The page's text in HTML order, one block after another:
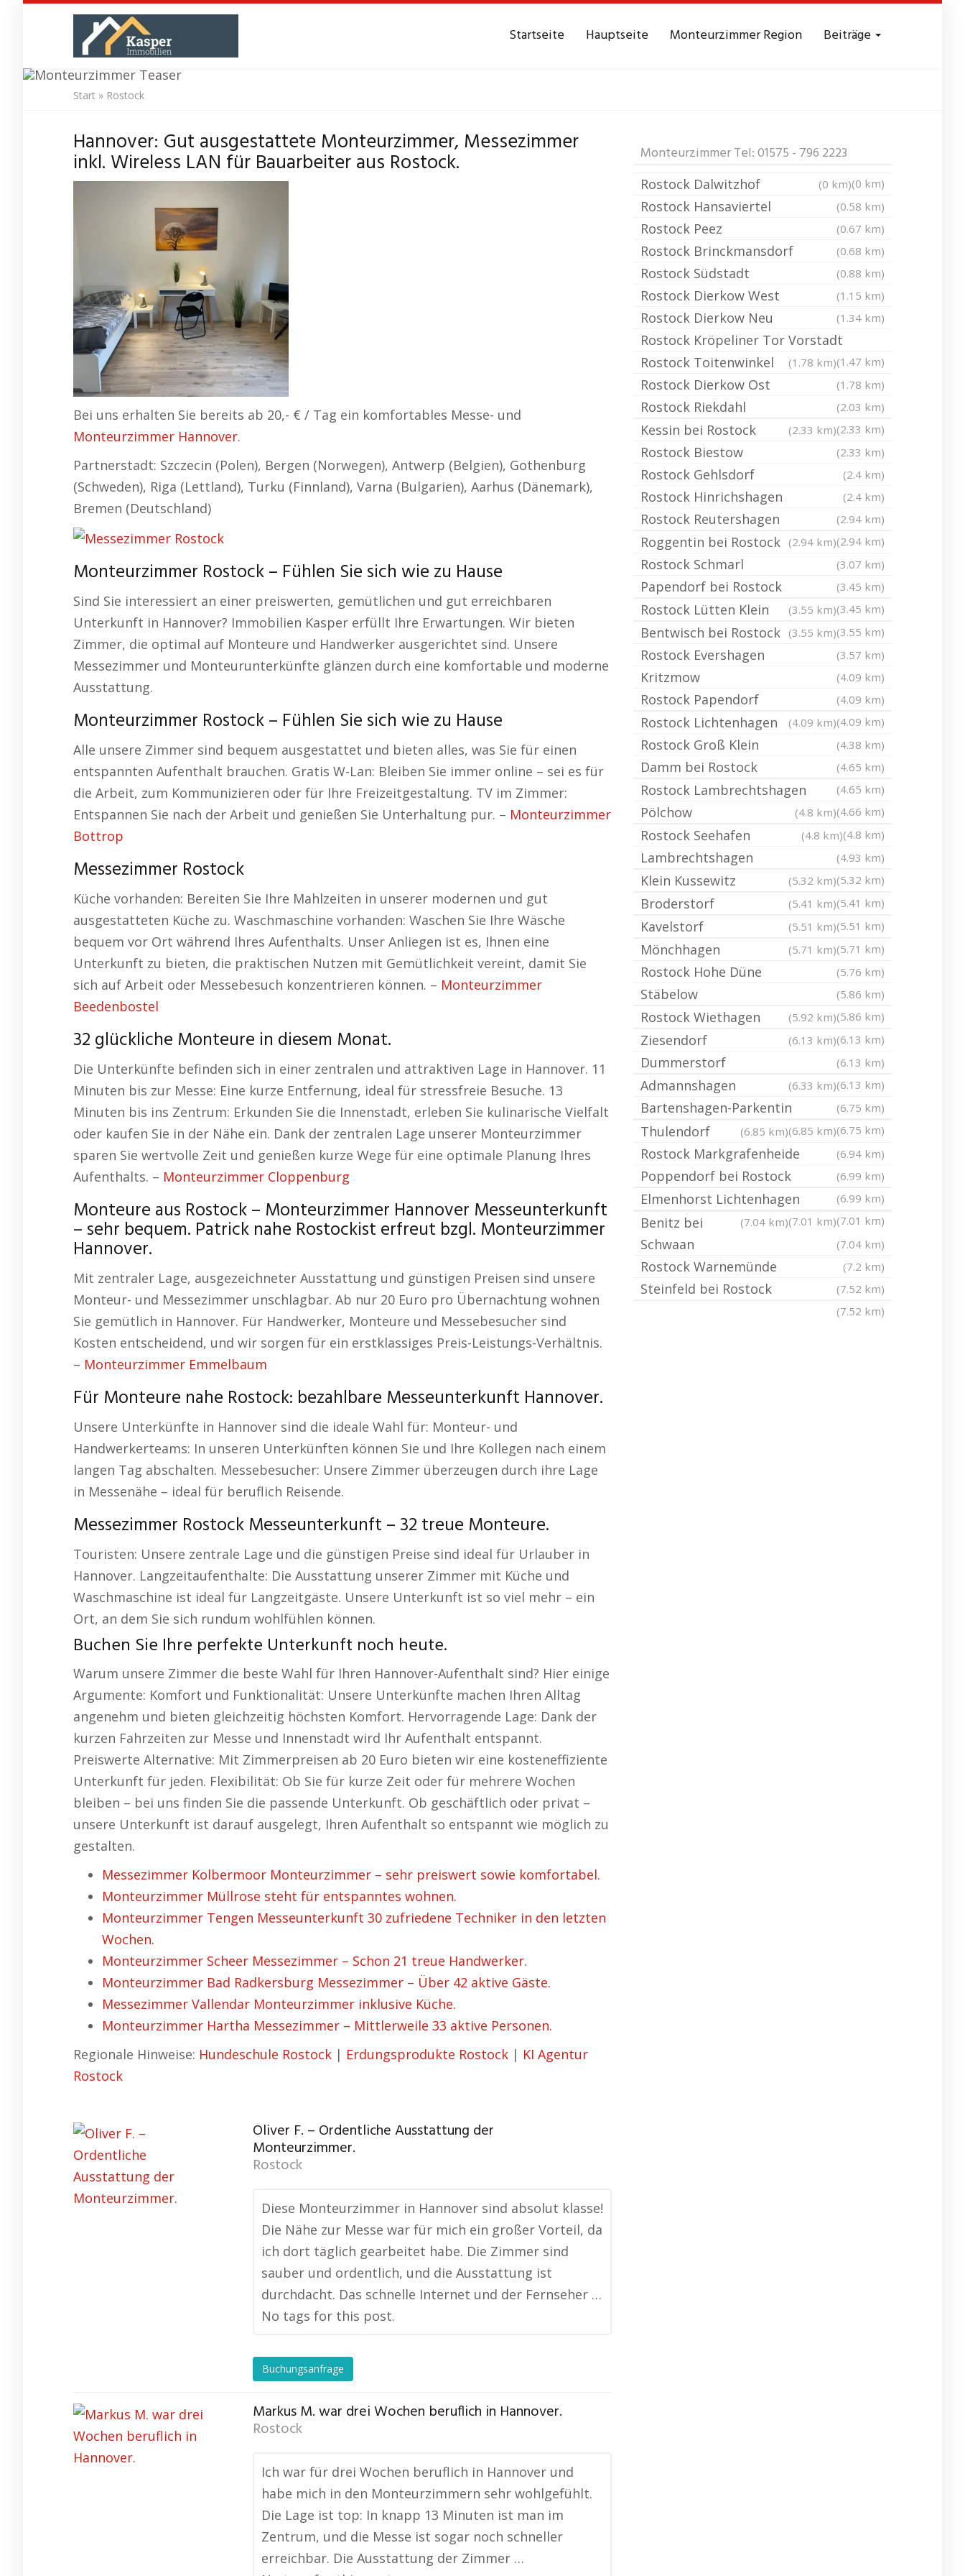
content
Startseite Hauptseite Monteurzimmer Region Beiträge
Monteurzimmer Rostock Messezimmer
Start » Rostock
Hannover: Gut ausgestattete Monteurzimmer, Messezimmer
inkl. Wireless LAN für Bauarbeiter aus Rostock.
Bei uns erhalten Sie bereits ab 20,- € / Tag ein komfortables Messe- und
Monteurzimmer Hannover.
Partnerstadt: Szczecin (Polen), Bergen (Norwegen), Antwerp (Belgien), Gothenburg
(Schweden), Riga (Lettland), Turku (Finnland), Varna (Bulgarien), Aarhus (Dänemark),
Bremen (Deutschland)
Monteurzimmer Rostock – Fühlen Sie sich wie zu Hause
Sind Sie interessiert an einer preiswerten, gemütlichen und gut erreichbaren
Unterkunft in Hannover? Immobilien Kasper erfüllt Ihre Erwartungen. Wir bieten
Zimmer, die optimal auf Monteure und Handwerker ausgerichtet sind. Unsere
Messezimmer und Monteurunterkünfte glänzen durch eine komfortable und moderne
Ausstattung.
Monteurzimmer Rostock – Fühlen Sie sich wie zu Hause
Alle unsere Zimmer sind bequem ausgestattet und bieten alles, was Sie für einen
entspannten Aufenthalt brauchen. Gratis W-Lan: Bleiben Sie immer online – sei es für
die Arbeit, zum Kommunizieren oder für Ihre Freizeitgestaltung. TV im Zimmer:
Entspannen Sie nach der Arbeit und genießen Sie Unterhaltung pur. – Monteurzimmer
Bottrop
Messezimmer Rostock
Küche vorhanden: Bereiten Sie Ihre Mahlzeiten in unserer modernen und gut
ausgestatteten Küche zu. Waschmaschine vorhanden: Waschen Sie Ihre Wäsche
bequem vor Ort während Ihres Aufenthalts. Unser Anliegen ist es, Ihnen eine
Unterkunft zu bieten, die praktischen Nutzen mit Gemütlichkeit vereint, damit Sie
sich auf Arbeit oder Messebesuch konzentrieren können. – Monteurzimmer
Beedenbostel
32 glückliche Monteure in diesem Monat.
Die Unterkünfte befinden sich in einer zentralen und attraktiven Lage in Hannover. 11
Minuten bis zur Messe: Eine kurze Entfernung, ideal für stressfreie Besuche. 13
Minuten bis ins Zentrum: Erkunden Sie die Innenstadt, erleben Sie kulinarische Vielfalt
oder kaufen Sie in der Nähe ein. Dank der zentralen Lage unserer Monteurzimmer
sparen Sie wertvolle Zeit und genießen kurze Wege für eine optimale Planung Ihres
Aufenthalts. – Monteurzimmer Cloppenburg
Monteure aus Rostock – Monteurzimmer Hannover Messeunterkunft
– sehr bequem. Patrick nahe Rostockist erfreut bzgl. Monteurzimmer
Hannover.
Mit zentraler Lage, ausgezeichneter Ausstattung und günstigen Preisen sind unsere
Monteur- und Messezimmer unschlagbar. Ab nur 20 Euro pro Übernachtung wohnen
Sie gemütlich in Hannover. Für Handwerker, Monteure und Messebesucher sind
Kosten entscheidend, und wir sorgen für ein erstklassiges Preis-Leistungs-Verhältnis.
– Monteurzimmer Emmelbaum
Für Monteure nahe Rostock: bezahlbare Messeunterkunft Hannover.
Unsere Unterkünfte in Hannover sind die ideale Wahl für: Monteur- und
Handwerkerteams: In unseren Unterkünften können Sie und Ihre Kollegen nach einem
langen Tag abschalten. Messebesucher: Unsere Zimmer überzeugen durch ihre Lage
in Messenähe – ideal für beruflich Reisende.
Messezimmer Rostock Messeunterkunft – 32 treue Monteure.
Touristen: Unsere zentrale Lage und die günstigen Preise sind ideal für Urlauber in
Hannover. Langzeitaufenthalte: Die Ausstattung unserer Zimmer mit Küche und
Waschmaschine ist ideal für Langzeitgäste. Unsere Unterkunft ist so viel mehr – ein
Ort, an dem Sie sich rundum wohlfühlen können.
Buchen Sie Ihre perfekte Unterkunft noch heute.
Warum unsere Zimmer die beste Wahl für Ihren Hannover-Aufenthalt sind? Hier einige
Argumente: Komfort und Funktionalität: Unsere Unterkünfte machen Ihren Alltag
angenehm und bieten gleichzeitig höchsten Komfort. Hervorragende Lage: Dank der
kurzen Fahrzeiten zur Messe und Innenstadt wird Ihr Aufenthalt entspannt.
Preiswerte Alternative: Mit Zimmerpreisen ab 20 Euro bieten wir eine kosteneffiziente
Unterkunft für jeden. Flexibilität: Ob Sie für kurze Zeit oder für mehrere Wochen
bleiben – bei uns finden Sie die passende Unterkunft. Ob geschäftlich oder privat –
unsere Unterkunft ist darauf ausgelegt, Ihren Aufenthalt so entspannt wie möglich zu
gestalten.
Messezimmer Kolbermoor Monteurzimmer – sehr preiswert sowie komfortabel.
Monteurzimmer Müllrose steht für entspanntes wohnen.
Monteurzimmer Tengen Messeunterkunft 30 zufriedene Techniker in den letzten
Wochen.
Monteurzimmer Scheer Messezimmer – Schon 21 treue Handwerker.
Monteurzimmer Bad Radkersburg Messezimmer – Über 42 aktive Gäste.
Messezimmer Vallendar Monteurzimmer inklusive Küche.
Monteurzimmer Hartha Messezimmer – Mittlerweile 33 aktive Personen.
Regionale Hinweise: Hundeschule Rostock | Erdungsprodukte Rostock | KI Agentur
Rostock
Oliver F. – Ordentliche Ausstattung der
Monteurzimmer.
Rostock
Diese Monteurzimmer in Hannover sind absolut klasse!
Die Nähe zur Messe war für mich ein großer Vorteil, da
ich dort täglich gearbeitet habe. Die Zimmer sind
sauber und ordentlich, und die Ausstattung ist
durchdacht. Das schnelle Internet und der Fernseher …
No tags for this post.
Buchungsanfrage
Markus M. war drei Wochen beruflich in Hannover.
Rostock
Ich war für drei Wochen beruflich in Hannover und
habe mich in den Monteurzimmern sehr wohlgefühlt.
Die Lage ist top: In knapp 13 Minuten ist man im
Zentrum, und die Messe ist sogar noch schneller
erreichbar. Die Ausstattung der Zimmer …
Monteurzimmer Tel: 01575 - 796 2223
(0 km)
Rostock Dalwitzhof (0 km)
Rostock Hansaviertel (0.58 km)
Rostock Peez (0.67 km)
Rostock Brinckmansdorf (0.68 km)
Rostock Südstadt (0.88 km)
Rostock Dierkow West (1.15 km)
Rostock Dierkow Neu (1.34 km)
Rostock Kröpeliner Tor Vorstadt
(1.47 km)
Rostock Toitenwinkel (1.78 km)
Rostock Dierkow Ost (1.78 km)
Rostock Riekdahl
(2.03 km)
(2.33 km)
Kessin bei Rostock (2.33 km)
Rostock Biestow (2.33 km)
Rostock Gehlsdorf (2.4 km)
Rostock Hinrichshagen (2.4 km)
Rostock Reutershagen
(2.94 km)
(2.94 km)
Roggentin bei Rostock (2.94 km)
Rostock Schmarl (3.07 km)
Papendorf bei Rostock
(3.45 km)
(3.45 km)
Rostock Lütten Klein
(3.55 km)
(3.55 km)
Bentwisch bei Rostock (3.55 km)
Rostock Evershagen (3.57 km)
Kritzmow (4.09 km)
Rostock Papendorf
(4.09 km)
(4.09 km)
Rostock Lichtenhagen (4.09 km)
Rostock Groß Klein (4.38 km)
Damm bei Rostock
(4.65 km)
(4.65 km)
Rostock Lambrechtshagen
(4.66 km)
Pölchow
(4.8 km)
(4.8 km)
Rostock Seehafen (4.8 km)
Lambrechtshagen
(4.93 km)
(5.32 km)
Klein Kussewitz
(5.32 km)
(5.41 km)
Broderstorf
(5.41 km)
(5.51 km)
Kavelstorf
(5.51 km)
(5.71 km)
Mönchhagen (5.71 km)
Rostock Hohe Düne (5.76 km)
Stäbelow
(5.86 km)
(5.86 km)
Rostock Wiethagen
(5.92 km)
(6.13 km)
Ziesendorf (6.13 km)
Dummerstorf
(6.13 km)
(6.13 km)
Admannshagen (6.33 km)
Bartenshagen-Parkentin
(6.75 km)
(6.75 km)
(6.85 km)
Thulendorf (6.85 km)
Rostock Markgrafenheide (6.94 km)
Poppendorf bei Rostock
(6.99 km)
(6.99 km)
Elmenhorst Lichtenhagen
(7.01 km)
(7.01 km)
(7.04 km)
Benitz bei
Schwaan
(7.04 km)
Rostock Warnemünde (7.2 km)
Steinfeld bei Rostock
(7.52 km)
(7.52 km)